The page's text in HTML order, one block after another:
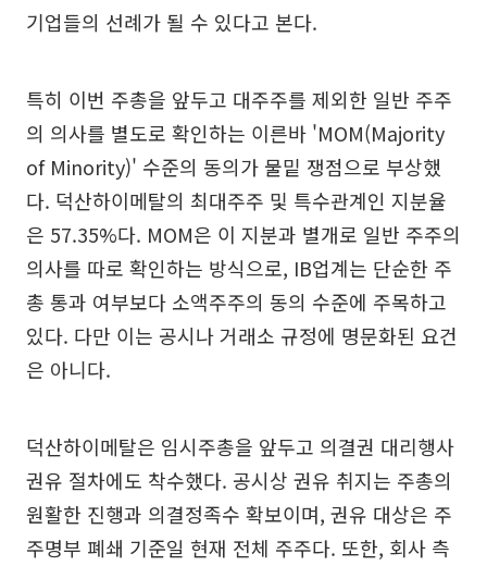
기업들의 선례가 될 수 있다고 본다.
특히 이번 주총을 앞두고 대주주를 제외한 일반 주주
의 의사를 별도로 확인하는 이른바 'MOM(Majority
of Minority)' 수준의 동의가 물밑 쟁점으로 부상했
다. 덕산하이메탈의 최대주주 및 특수관계인 지분율
은 57.35%다. MOM은 이 지분과 별개로 일반 주주의
의사를 따로 확인하는 방식으로, IB업계는 단순한 주
총 통과 여부보다 소액주주의 동의 수준에 주목하고
있다. 다만 이는 공시나 거래소 규정에 명문화된 요건
은 아니다.
덕산하이메탈은 임시주총을 앞두고 의결권 대리행사
권유 절차에도 착수했다. 공시상 권유 취지는 주총의
원활한 진행과 의결정족수 확보이며, 권유 대상은 주
주명부 폐쇄 기준일 현재 전체 주주다. 또한, 회사 측